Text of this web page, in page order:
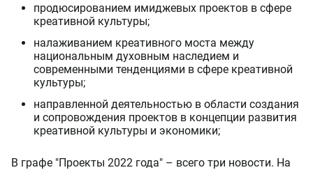
продюсированием имиджевых проектов в сфере
креативной культуры;
налаживанием креативного моста между
национальным духовным наследием и
современными тенденциями в сфере креативной
культуры;
направленной деятельностью в области создания
и сопровождения проектов в концепции развития
креативной культуры и экономики;
В графе "Проекты 2022 года" – всего три новости. На